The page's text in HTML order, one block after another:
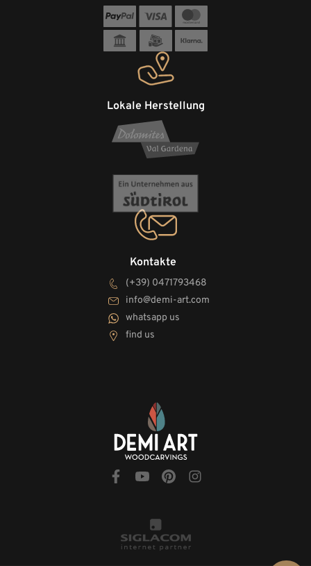
Kontakte
(+39) 0471793468
info@demi-art.com
whatsapp us
find us
Lokale Herstellung